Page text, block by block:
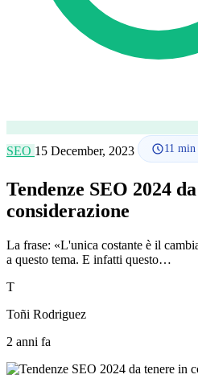
SEO 15 December, 2023 11 min
Tendenze SEO 2024
considerazione
La frase: «L'unica costante è il
a questo tema. E infatti questo…
T
Toñi Rodriguez
2 anni fa